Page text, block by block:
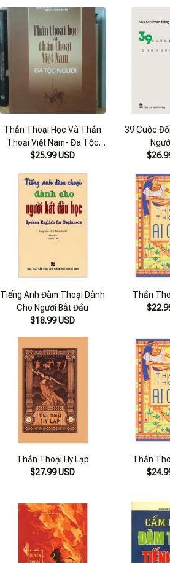
Thần Thoại Học Và Thần
Thoại Việt Nam- Đa Tộc
Người
$25.99 USD
39 Cuộc
Tiếng Anh Đàm Thoại Dành
Cho Người Bắt Đầu
$18.99 USD
Thần
Thần Thoại Hy Lạp
$27.99 USD
Thần